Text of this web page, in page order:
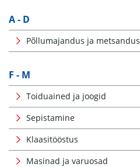
A - D
Põllumajandus ja metsandus
F - M
Toiduained ja joogid
Sepistamine
Klaasitööstus
Masinad ja varuosad